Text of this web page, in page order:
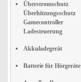
Überstromschutz
Überhitzungsschutz
Gamecontroller
Ladesteuerung
Akkuladegerät
Batterie für Hörgeräte